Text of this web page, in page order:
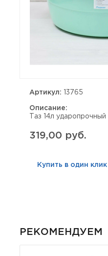
Артикул: 13765
Описание:
Таз 14л
319,00 руб.
Купить в один клик
РЕКОМЕНДУЕМ